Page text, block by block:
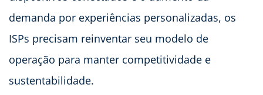
demanda por experiências personalizadas, os
ISPs precisam reinventar seu modelo de
operação para manter competitividade e
sustentabilidade.